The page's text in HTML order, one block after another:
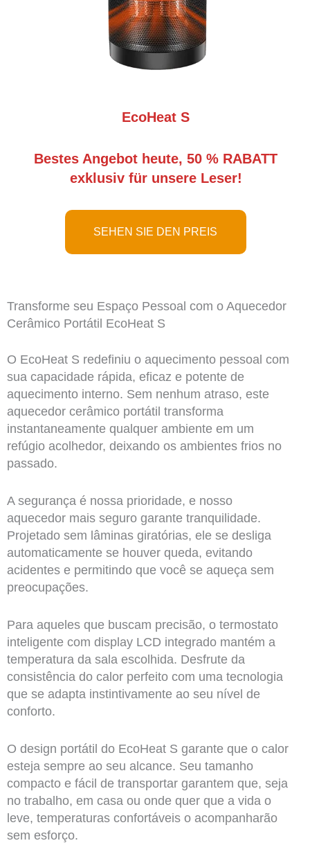
EcoHeat S
Bestes Angebot heute, 50 % RABATT
exklusiv für unsere Leser!
SEHEN SIE DEN PREIS
Transforme seu Espaço Pessoal com o Aquecedor
Cerâmico Portátil EcoHeat S
O EcoHeat S redefiniu o aquecimento pessoal com
sua capacidade rápida, eficaz e potente de
aquecimento interno. Sem nenhum atraso, este
aquecedor cerâmico portátil transforma
instantaneamente qualquer ambiente em um
refúgio acolhedor, deixando os ambientes frios no
passado.
A segurança é nossa prioridade, e nosso
aquecedor mais seguro garante tranquilidade.
Projetado sem lâminas giratórias, ele se desliga
automaticamente se houver queda, evitando
acidentes e permitindo que você se aqueça sem
preocupações.
Para aqueles que buscam precisão, o termostato
inteligente com display LCD integrado mantém a
temperatura da sala escolhida. Desfrute da
consistência do calor perfeito com uma tecnologia
que se adapta instintivamente ao seu nível de
conforto.
O design portátil do EcoHeat S garante que o calor
esteja sempre ao seu alcance. Seu tamanho
compacto e fácil de transportar garantem que, seja
no trabalho, em casa ou onde quer que a vida o
leve, temperaturas confortáveis o acompanharão
sem esforço.